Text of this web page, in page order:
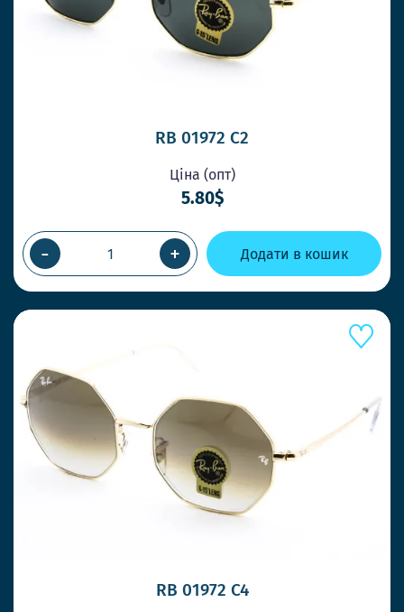
RB 01972 С2
Ціна (опт)
5.80$
- + Додати в кошик
RB 01972 С4
ШВИДШЕ КОНКУРЕНТІВ
ВІДПРАВКА У ТОЙ ЖЕ ДЕНЬ
ПРИ ЗАМОВЛЕННІ ДО 14-00
Працюємо швидко, щоб Ви завжди
отримували товар коли потрібно
НОВІ СТИЛЬНІ МОДЕЛІ ЩОТИЖНЯ